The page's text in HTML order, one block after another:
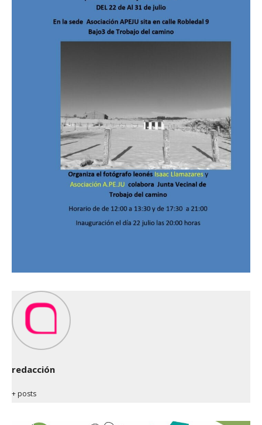
redacción
+ posts